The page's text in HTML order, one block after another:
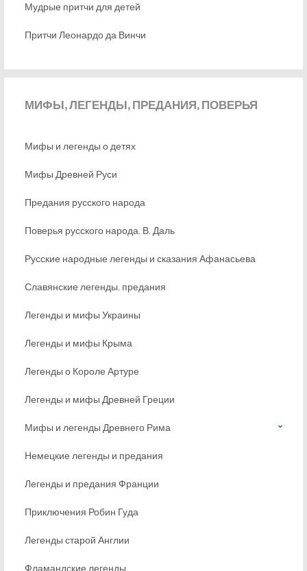
Мудрые притчи для детей
Притчи Леонардо да Винчи
МИФЫ,ЛЕГЕНДЫ, ПРЕДАНИЯ, ПОВЕРЬЯ
Мифы и легенды о детях
Мифы Древней Руси
Предания русского народа
Поверья русского народа. В. Даль
Русские народные легенды и сказания Афанасьева
Славянские легенды, предания
Легенды и мифы Украины
Легенды и мифы Крыма
Легенды о Короле Артуре
Легенды и мифы Древней Греции
Мифы и легенды Древнего Рима
Немецкие легенды и предания
Легенды и предания Франции
Приключения Робин Гуда
Легенды старой Англии
Фламандские легенды